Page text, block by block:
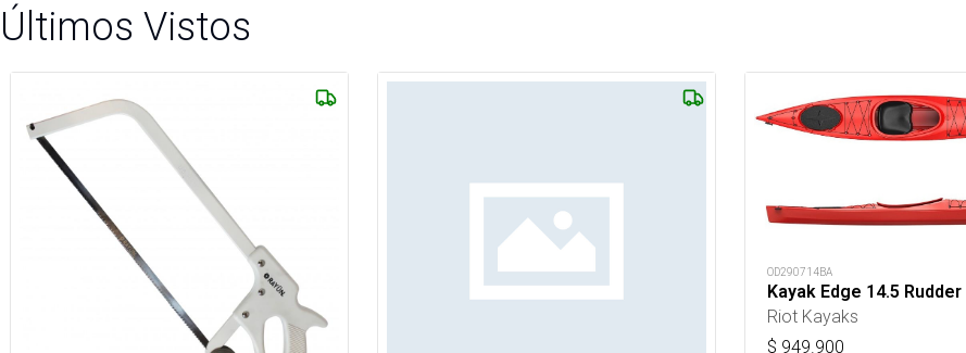
Últimos Vistos
OD290714BA
Kayak Edge 14.5 Rudder
Riot Kayaks
$ 949.900